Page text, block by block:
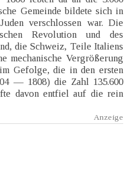
Gemeinde bildete sich in
verschlossen war. Die
Revolution und des
die Schweiz, Teile Italiens
mechanische Vergrößerung
Gefolge, die in den ersten
— 1808) die Zahl 135.600
davon entfiel auf die rein